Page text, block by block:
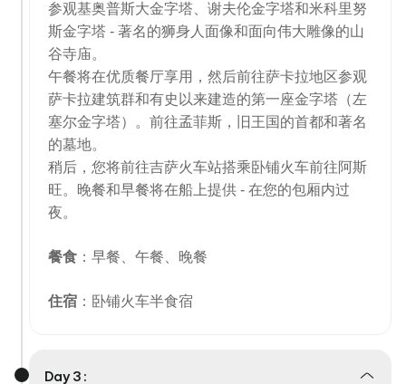
参观基奥普斯大金字塔、谢夫伦金字塔和米科里努
斯金字塔 - 著名的狮身人面像和面向伟大雕像的山
谷寺庙。
午餐将在优质餐厅享用，然后前往萨卡拉地区参观
萨卡拉建筑群和有史以来建造的第一座金字塔（左
塞尔金字塔）。前往孟菲斯，旧王国的首都和著名
的墓地。
稍后，您将前往吉萨火车站搭乘卧铺火车前往阿斯
旺。晚餐和早餐将在船上提供 - 在您的包厢内过
夜。
餐食 ：早餐、午餐、晚餐
住宿 ：卧铺火车半食宿
Day 3 :